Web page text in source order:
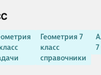
Геометрия 7
класс
справочники
7